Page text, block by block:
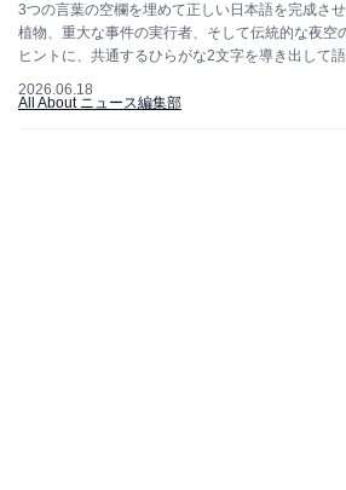
3つの言葉の空欄を埋めて正しい日本語を完成さ
植物、重大な事件の実行者、そして伝統的な夜空
ヒントに、共通するひらがな2文字を導き出して
2026.06.18
All About ニュース編集部